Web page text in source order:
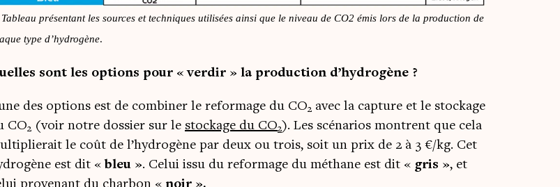
Tableau pré­sen­tant les sources et tech­niques uti­li­sées ain­si que le niveau de CO2 émis lors de la pro­duc­tion de
type d’hy­dro­gène.
sont les options pour « ver­dir » la pro­duc­tion d’hydrogène ?
des options est de com­bi­ner le refor­mage du CO2 avec la cap­ture et le sto­ckage
CO2 (voir notre dos­sier sur le sto­ckage du CO2). Les scé­na­rios montrent que cela
le coût de l’hydrogène par deux ou trois, soit un prix de 2 à 3 €/kg. Cet
est dit «bleu ». Celui issu du refor­mage du méthane est dit « gris », et
pro­ve­nant du char­bon « noir ».